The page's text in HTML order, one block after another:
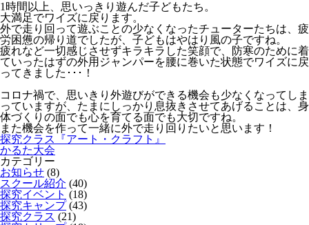
1時間以上、思いっきり遊んだ子どもたち。
大満足でワイズに戻ります。
外で走り回って遊ぶことの少なくなったチューターたちは、疲
労困憊の帰り道でしたが、子どもはやはり風の子ですね。
疲れなど一切感じさせずキラキラした笑顔で、防寒のために着
ていったはずの外用ジャンパーを腰に巻いた状態でワイズに戻
ってきました･･･！
コロナ禍で、思いきり外遊びができる機会も少なくなってしま
っていますが、たまにしっかり息抜きさせてあげることは、身
体づくりの面でも心を育てる面でも大切ですね。
また機会を作って一緒に外で走り回りたいと思います！
探究クラス『アート・クラフト』
かるた大会
カテゴリー
お知らせ (8)
スクール紹介 (40)
探究イベント (18)
探究キャンプ(43)
探究クラス (21)